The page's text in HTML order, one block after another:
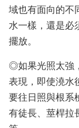
域也有面向的不
水一樣，還是必
擺放。
◎如果光照太強
表現，即使澆水
要往日照與根系
有徒長、莖桿拉